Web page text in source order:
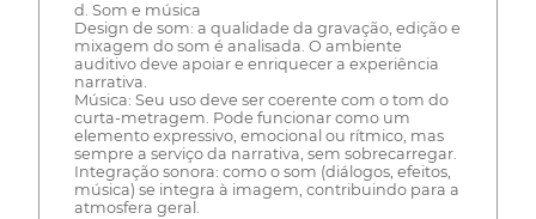
d. Som e música
Design de som: a qualidade da gravação, edição e
mixagem do som é analisada. O ambiente
auditivo deve apoiar e enriquecer a experiência
narrativa.
Música: Seu uso deve ser coerente com o tom do
curta-metragem. Pode funcionar como um
elemento expressivo, emocional ou rítmico, mas
sempre a serviço da narrativa, sem sobrecarregar.
Integração sonora: como o som (diálogos, efeitos,
música) se integra à imagem, contribuindo para a
atmosfera geral.